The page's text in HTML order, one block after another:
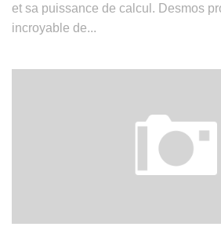
et sa puissance de calcul. Desmos
incroyable de...